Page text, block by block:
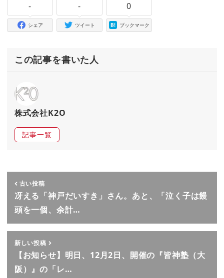
-
シェア
-
ツイート
0
ブックマーク
この記事を書いた人
株式会社K2O
記事一覧
古い投稿
冴える「神戸だいすき」さん。あと、「泣く子は饅
頭を一個、余計…
新しい投稿
【お知らせ】明日、12月2日、開催の『皆神塾（大
阪）』の「レ…